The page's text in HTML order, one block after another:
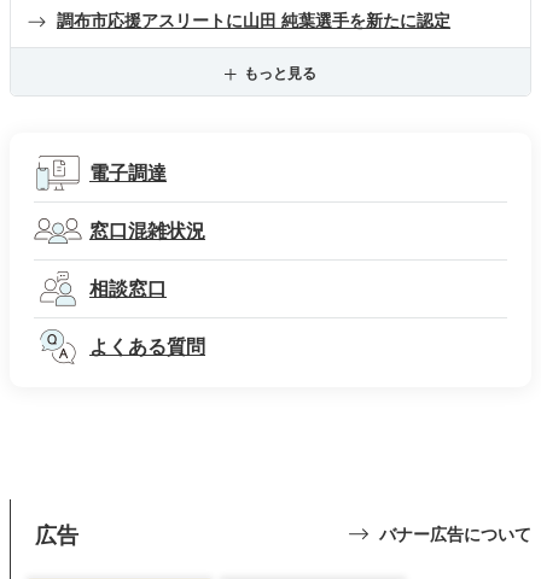
調布市応援アスリートに山田 純葉選手を新たに認定
もっと見る
電子調達
窓口混雑状況
相談窓口
よくある質問
広告 バナー広告について